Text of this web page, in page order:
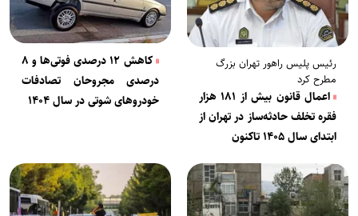
رئیس پلیس راهور تهران بزرگ
مطرح کرد
اعمال قانون بیش از ۱۸۱ هزار
فقره تخلف حادثه‌ساز در تهران از
ابتدای سال ۱۴۰۵ تاکنون
کاهش ۱۲ درصدی فوتی‌ها و ۸
درصدی مجروحان تصادفات
خودروهای شوتی در سال ۱۴۰۴